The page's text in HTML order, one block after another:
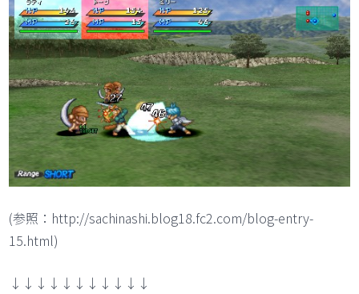
(参照：http://sachinashi.blog18.fc2.com/blog-entry-
15.html)
↓↓↓↓↓↓↓↓↓↓↓